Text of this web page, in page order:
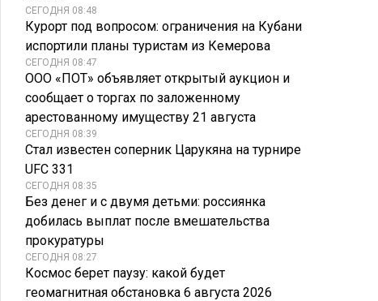
Зеленский
пообещал Макрону
помощь в тушении
пожаров
запрещено делать 5
августа: мало кто
знает
СЕГОДНЯ 08:48
Курорт под вопросом: ограничения на Кубани
испортили планы туристам из Кемерова
СЕГОДНЯ 08:47
ООО «ПОТ» объявляет открытый аукцион и
сообщает о торгах по заложенному
арестованному имуществу 21 августа
СЕГОДНЯ 08:39
Стал известен соперник Царукяна на турнире
UFC 331
СЕГОДНЯ 08:35
Без денег и с двумя детьми: россиянка
добилась выплат после вмешательства
прокуратуры
СЕГОДНЯ 08:27
Космос берет паузу: какой будет
геомагнитная обстановка 6 августа 2026